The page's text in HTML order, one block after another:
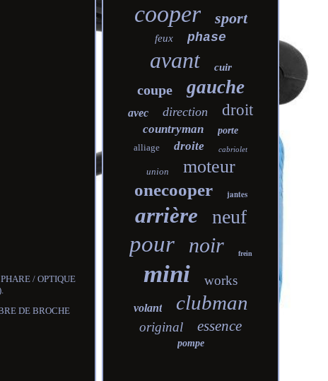
/ OPTIQUE
DE BROCHE
cooper sport
feux phase
avant cuir
coupe gauche
avec direction droit
countryman
porte
alliage
droite cabriolet
union moteur
onecooper jantes
arrière neuf
pour noir frein
mini works
volant clubman
original essence
pompe